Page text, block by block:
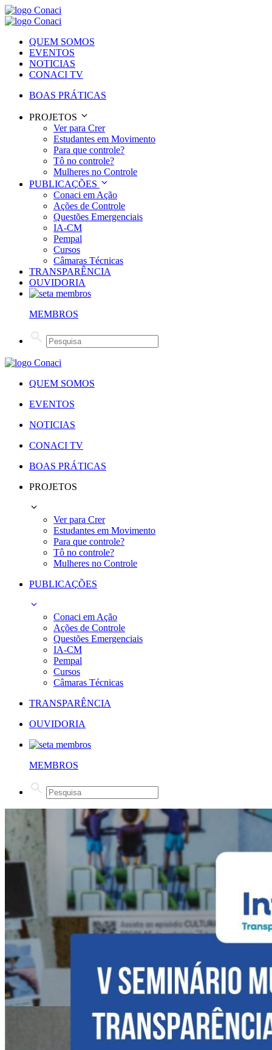
QUEM SOMOS
EVENTOS
NOTICIAS
CONACI TV
BOAS PRÁTICAS
PROJETOS
Ver para Crer
Estudantes em Movimento
Para que controle?
Tô no controle?
Mulheres no Controle
PUBLICAÇÕES
Conaci em Ação
Ações de Controle
Questões Emergenciais
IA-CM
Pempal
Cursos
Câmaras Técnicas
TRANSPARÊNCIA
OUVIDORIA
MEMBROS
QUEM SOMOS
EVENTOS
NOTICIAS
CONACI TV
BOAS PRÁTICAS
PROJETOS
Ver para Crer
Estudantes em Movimento
Para que controle?
Tô no controle?
Mulheres no Controle
PUBLICAÇÕES
Conaci em Ação
Ações de Controle
Questões Emergenciais
IA-CM
Pempal
Cursos
Câmaras Técnicas
TRANSPARÊNCIA
OUVIDORIA
MEMBROS